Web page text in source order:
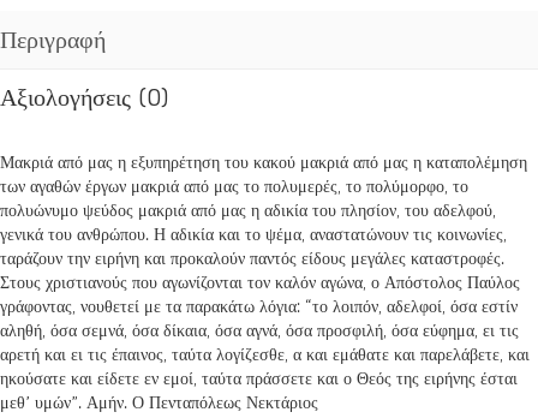
Περιγραφή
Αξιολογήσεις (0)
Μακριά από μας η εξυπηρέτηση του κακού μακριά από μας η καταπολέμηση
των αγαθών έργων μακριά από μας το πολυμερές, το πολύμορφο, το
πολυώνυμο ψεύδος μακριά από μας η αδικία του πλησίον, του αδελφού,
γενικά του ανθρώπου. Η αδικία και το ψέμα, αναστατώνουν τις κοινωνίες,
ταράζουν την ειρήνη και προκαλούν παντός είδους μεγάλες καταστροφές.
Στους χριστιανούς που αγωνίζονται τον καλόν αγώνα, ο Απόστολος Παύλος
γράφοντας, νουθετεί με τα παρακάτω λόγια: “το λοιπόν, αδελφοί, όσα εστίν
αληθή, όσα σεμνά, όσα δίκαια, όσα αγνά, όσα προσφιλή, όσα εύφημα, ει τις
αρετή και ει τις έπαινος, ταύτα λογίζεσθε, α και εμάθατε και παρελάβετε, και
ηκούσατε και είδετε εν εμοί, ταύτα πράσσετε και ο Θεός της ειρήνης έσται
μεθ’ υμών”. Αμήν. Ο Πενταπόλεως Νεκτάριος